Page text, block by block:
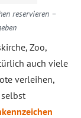
reservieren –
Zoo,
auch viele
verleihen,